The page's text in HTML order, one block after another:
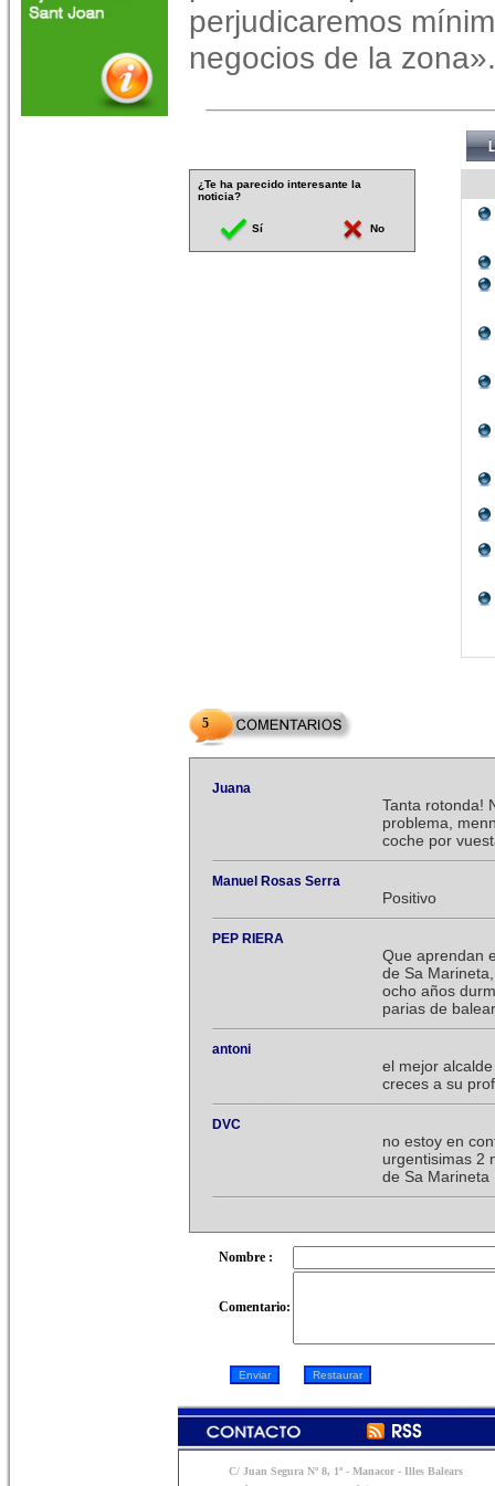
perjudicaremos
negocios de la zona».
¿Te ha parecido interesante la
noticia?
Sí No
5
Juana
Tanta rotonda!
problema,
coche por
Manuel Rosas Serra
Positivo
PEP RIERA
Que aprendan
de Sa
ocho años
parias de
antoni
el mejor
creces a su
DVC
no estoy en
urgentisimas 2
de Sa Marineta
Nombre :
Comentario:
C/ Juan Segura Nº 8, 1º - Manacor - Illes Balears